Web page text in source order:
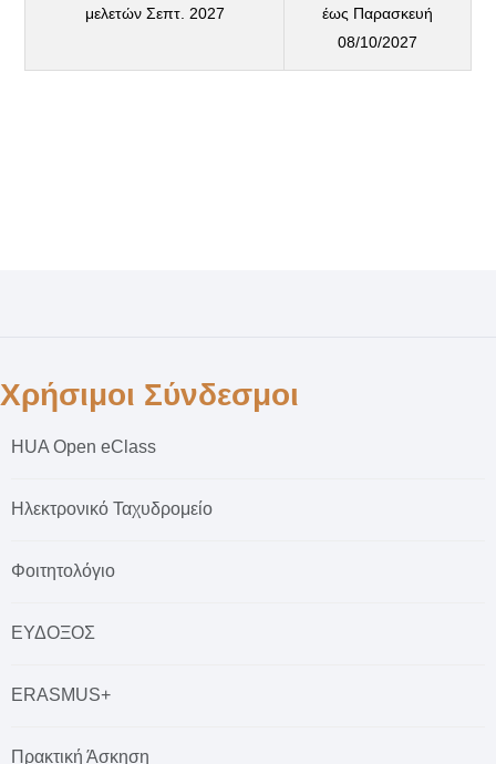
μελετών Σεπτ. 2027
έως Παρασκευή
08/10/2027
Χρήσιμοι Σύνδεσμοι
HUA Open eClass
Ηλεκτρονικό Ταχυδρομείο
Φοιτητολόγιο
ΕΥΔΟΞΟΣ
ERASMUS+
Πρακτική Άσκηση